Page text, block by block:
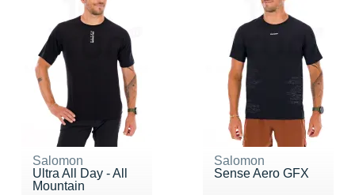
Salomon
Ultra All Day - All
Mountain
Salomon
Sense Aero GFX